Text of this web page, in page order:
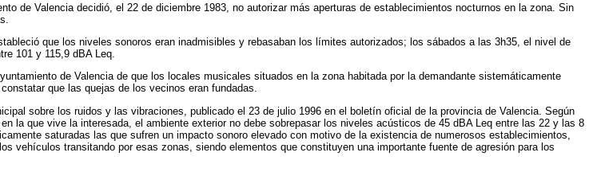
de Valencia decidió, el 22 de diciembre 1983, no autorizar más aperturas de establecimientos nocturnos en la zona. Sin
que los niveles sonoros eran inadmisibles y rebasaban los límites autorizados; los sábados a las 3h35, el nivel de
101 y 115,9 dBA Leq.
de Valencia de que los locales musicales situados en la zona habitada por la demandante sistemáticamente
que las quejas de los vecinos eran fundadas.
sobre los ruidos y las vibraciones, publicado el 23 de julio 1996 en el boletín oficial de la provincia de Valencia. Según
la que vive la interesada, el ambiente exterior no debe sobrepasar los niveles acústicos de 45 dBA Leq entre las 22 y las 8
saturadas las que sufren un impacto sonoro elevado con motivo de la existencia de numerosos establecimientos,
vehículos transitando por esas zonas, siendo elementos que constituyen una importante fuente de agresión para los